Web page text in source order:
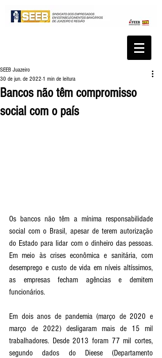
Bancos não têm compromisso
social com o país
SEEB Juazeiro
30 de jun. de 2022 1 min de leitura
Os bancos não têm a mínima responsabilidade
social com o Brasil, apesar de terem autorização
do Estado para lidar com o dinheiro das pessoas.
Em meio às crises econômica e sanitária, com
desemprego e custo de vida em níveis altíssimos,
as empresas fecham agências e demitem
funcionários.
Em dois anos de pandemia (março de 2020 e
março de 2022) desligaram mais de 15 mil
trabalhadores. Desde 2013 foram 77 mil cortes,
segundo dados do Dieese (Departamento